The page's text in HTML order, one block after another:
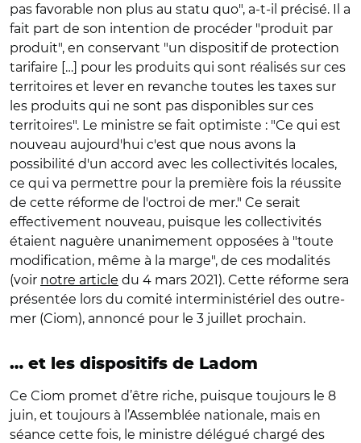
pas favorable non plus au statu quo", a-t-il précisé. Il a
fait part de son intention de procéder "produit par
produit", en conservant "un dispositif de protection
tarifaire […] pour les produits qui sont réalisés sur ces
territoires et lever en revanche toutes les taxes sur
les produits qui ne sont pas disponibles sur ces
territoires". Le ministre se fait optimiste : "Ce qui est
nouveau aujourd'hui c'est que nous avons la
possibilité d'un accord avec les collectivités locales,
ce qui va permettre pour la première fois la réussite
de cette réforme de l'octroi de mer." Ce serait
effectivement nouveau, puisque les collectivités
étaient naguère unanimement opposées à "toute
modification, même à la marge", de ces modalités
(voir notre article du 4 mars 2021). Cette réforme sera
présentée lors du comité interministériel des outre-
mer (Ciom), annoncé pour le 3 juillet prochain.
… et les dispositifs de Ladom
Ce Ciom promet d’être riche, puisque toujours le 8
juin, et toujours à l’Assemblée nationale, mais en
séance cette fois, le ministre délégué chargé des